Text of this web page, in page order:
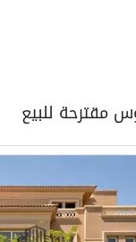
مقترحة للبيع